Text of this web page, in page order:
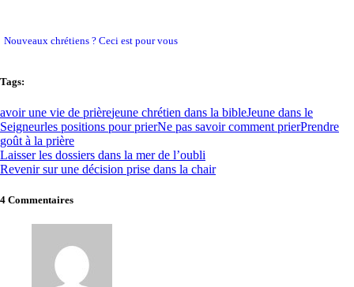
Nouveaux chrétiens ? Ceci est pour vous
Tags:
avoir une vie de prièrejeune chrétien dans la bibleJeune dans le
Seigneurles positions pour prierNe pas savoir comment prierPrendre
goût à la prière
Laisser les dossiers dans la mer de l’oubli
Revenir sur une décision prise dans la chair
4 Commentaires